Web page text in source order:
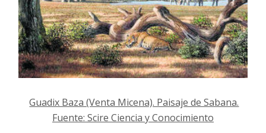
Guadix Baza (Venta Micena). Paisaje de Sabana.
Fuente: Scire Ciencia y Conocimiento